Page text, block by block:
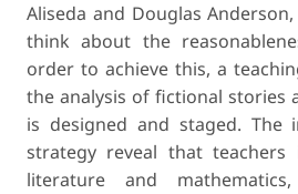
Aliseda and Douglas
think about the
order to achieve this, a
the analysis of fictional stories
is designed and staged.
strategy reveal that
literature and